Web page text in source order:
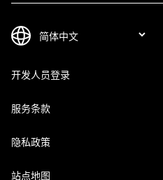
开发人员登录
服务条款
隐私政策
站点地图